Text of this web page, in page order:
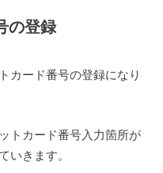
の登録
カード番号の登録になり
トカード番号入力箇所が
いきます。